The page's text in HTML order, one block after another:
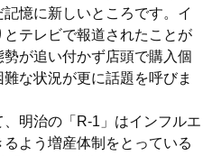
憶に新しいところです。イ
テレビで報道されたことが
が追い付かず店頭で購入個
な状況が更に話題を呼びま
明治の「R-1」はインフルエ
よう増産体制をとっている